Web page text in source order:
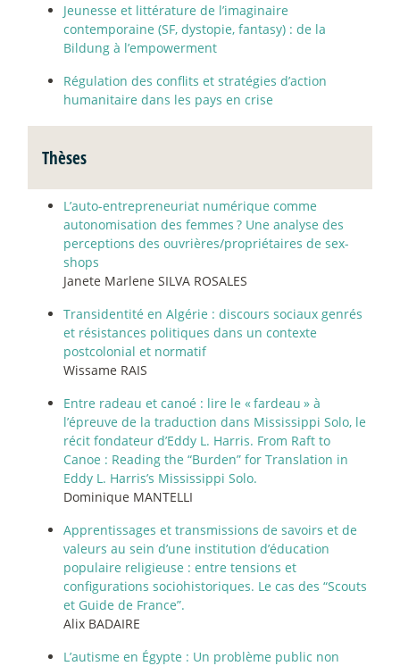
Jeunesse et littérature de l’imaginaire
contemporaine (SF, dystopie, fantasy) : de la
Bildung à l’empowerment
Régulation des conflits et stratégies d’action
humanitaire dans les pays en crise
Thèses
L’auto-entrepreneuriat numérique comme
autonomisation des femmes ? Une analyse des
perceptions des ouvrières/propriétaires de sex-
shops
Janete Marlene SILVA ROSALES
Transidentité en Algérie : discours sociaux genrés
et résistances politiques dans un contexte
postcolonial et normatif
Wissame RAIS
Entre radeau et canoé : lire le «fardeau » à
l’épreuve de la traduction dans Mississippi Solo, le
récit fondateur d’Eddy L. Harris. From Raft to
Canoe : Reading the “Burden” for Translation in
Eddy L. Harris’s Mississippi Solo.
Dominique MANTELLI
Apprentissages et transmissions de savoirs et de
valeurs au sein d’une institution d’éducation
populaire religieuse : entre tensions et
configurations sociohistoriques. Le cas des “Scouts
et Guide de France”.
Alix BADAIRE
L’autisme en Égypte : Un problème public non